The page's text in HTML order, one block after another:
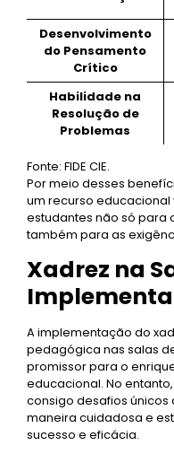
Desenvolvimento
do Pensamento
Crítico
Habilidade na
Resolução de
Problemas
Fonte: FIDE CIE.
Por meio desses
um recurso
estudantes não só para
também para as
Xadrez na
A implementação do
pedagógica nas salas
promissor para o
educacional. No
consigo desafios
maneira cuidadosa e
sucesso e eficácia.